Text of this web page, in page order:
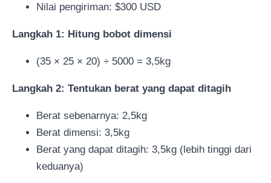
Nilai pengiriman: $300 USD
Langkah 1: Hitung bobot dimensi
(35 × 25 × 20) ÷ 5000 = 3,5kg
Langkah 2: Tentukan berat yang dapat ditagih
Berat sebenarnya: 2,5kg
Berat dimensi: 3,5kg
Berat yang dapat ditagih: 3,5kg (lebih tinggi dari
keduanya)